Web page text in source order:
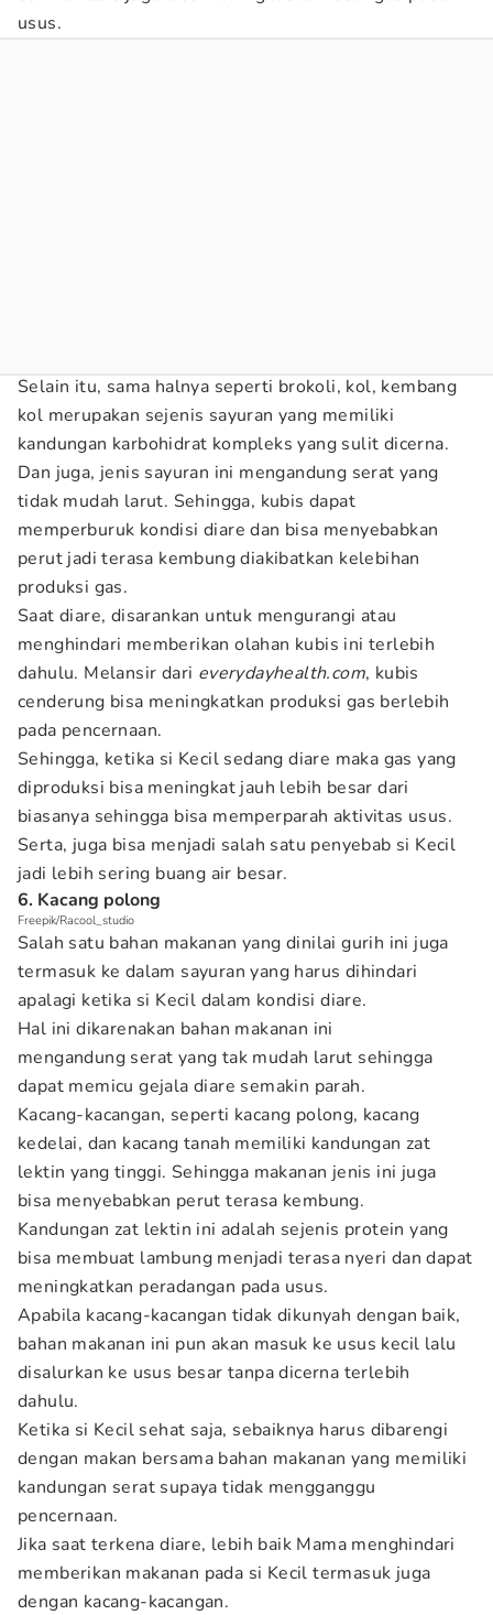
usus.
Selain itu, sama halnya seperti brokoli, kol, kembang
kol merupakan sejenis sayuran yang memiliki
kandungan karbohidrat kompleks yang sulit dicerna.
Dan juga, jenis sayuran ini mengandung serat yang
tidak mudah larut. Sehingga, kubis dapat
memperburuk kondisi diare dan bisa menyebabkan
perut jadi terasa kembung diakibatkan kelebihan
produksi gas.
Saat diare, disarankan untuk mengurangi atau
menghindari memberikan olahan kubis ini terlebih
dahulu. Melansir dari everydayhealth.com, kubis
cenderung bisa meningkatkan produksi gas berlebih
pada pencernaan.
Sehingga, ketika si Kecil sedang diare maka gas yang
diproduksi bisa meningkat jauh lebih besar dari
biasanya sehingga bisa memperparah aktivitas usus.
Serta, juga bisa menjadi salah satu penyebab si Kecil
jadi lebih sering buang air besar.
6. Kacang polong
Freepik/Racool_studio
Salah satu bahan makanan yang dinilai gurih ini juga
termasuk ke dalam sayuran yang harus dihindari
apalagi ketika si Kecil dalam kondisi diare.
Hal ini dikarenakan bahan makanan ini
mengandung serat yang tak mudah larut sehingga
dapat memicu gejala diare semakin parah.
Kacang-kacangan, seperti kacang polong, kacang
kedelai, dan kacang tanah memiliki kandungan zat
lektin yang tinggi. Sehingga makanan jenis ini juga
bisa menyebabkan perut terasa kembung.
Kandungan zat lektin ini adalah sejenis protein yang
bisa membuat lambung menjadi terasa nyeri dan dapat
meningkatkan peradangan pada usus.
Apabila kacang-kacangan tidak dikunyah dengan baik,
bahan makanan ini pun akan masuk ke usus kecil lalu
disalurkan ke usus besar tanpa dicerna terlebih
dahulu.
Ketika si Kecil sehat saja, sebaiknya harus dibarengi
dengan makan bersama bahan makanan yang memiliki
kandungan serat supaya tidak mengganggu
pencernaan.
Jika saat terkena diare, lebih baik Mama menghindari
memberikan makanan pada si Kecil termasuk juga
dengan kacang-kacangan.